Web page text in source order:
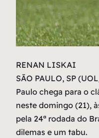
RENAN LISKAI
SÃO PAULO, SP
Paulo chega para o
neste domingo (21),
pela 24ª rodada do
dilemas e um tabu.